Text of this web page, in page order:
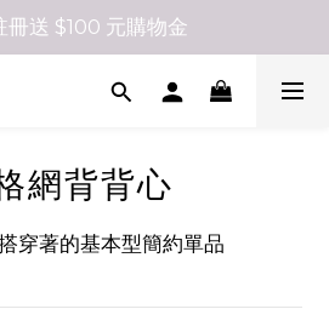
冊送 $100 元購物金
網背背心
穿著的基本型簡約單品